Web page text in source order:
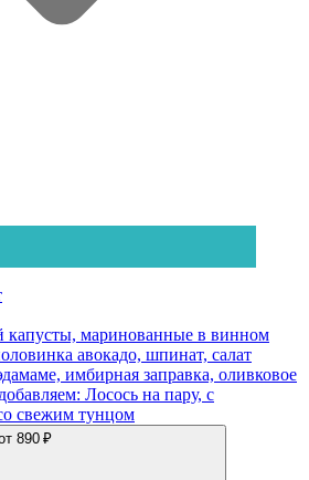
капусты, маринованные в винном
авокадо, шпинат, салат
имбирная заправка, оливковое
Лосось на пару, с
свежим тунцом
890 ₽